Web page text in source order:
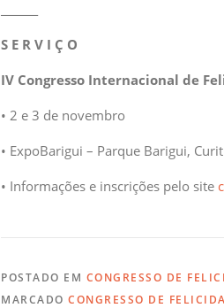
S E R V I Ç O
IV Congresso Internacional de
• 2 e 3 de novembro
• ExpoBarigui – Parque Barigui,
• Informações e inscrições pelo site
POSTADO EM CONGRESSO DE
MARCADO CONGRESSO DE